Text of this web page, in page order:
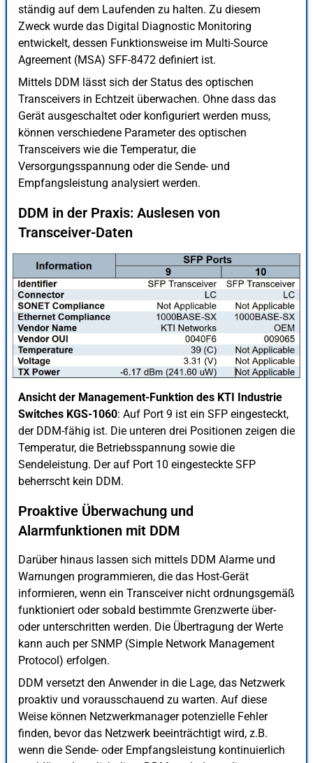
ständig auf dem Laufenden zu halten. Zu diesem
Zweck wurde das Digital Diagnostic Monitoring
entwickelt, dessen Funktionsweise im Multi-Source
Agreement (MSA) SFF-8472 definiert ist.
Mittels DDM lässt sich der Status des optischen
Transceivers in Echtzeit überwachen. Ohne dass das
Gerät ausgeschaltet oder konfiguriert werden muss,
können verschiedene Parameter des optischen
Transceivers wie die Temperatur, die
Versorgungsspannung oder die Sende- und
Empfangsleistung analysiert werden.
DDM in der Praxis: Auslesen von
Transceiver-Daten
Ansicht der Management-Funktion des KTI Industrie
Switches KGS-1060: Auf Port 9 ist ein SFP eingesteckt,
der DDM-fähig ist. Die unteren drei Positionen zeigen die
Temperatur, die Betriebsspannung sowie die
Sendeleistung. Der auf Port 10 eingesteckte SFP
beherrscht kein DDM.
Proaktive Überwachung und
Alarmfunktionen mit DDM
Darüber hinaus lassen sich mittels DDM Alarme und
Warnungen programmieren, die das Host-Gerät
informieren, wenn ein Transceiver nicht ordnungsgemäß
funktioniert oder sobald bestimmte Grenzwerte über-
oder unterschritten werden. Die Übertragung der Werte
kann auch per SNMP (Simple Network Management
Protocol) erfolgen.
DDM versetzt den Anwender in die Lage, das Netzwerk
proaktiv und vorausschauend zu warten. Auf diese
Weise können Netzwerkmanager potenzielle Fehler
finden, bevor das Netzwerk beeinträchtigt wird, z.B.
wenn die Sende- oder Empfangsleistung kontinuierlich